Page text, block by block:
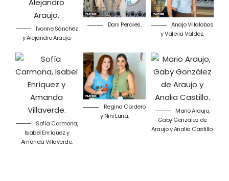
Ivonne Sánchez
y Alejandro Araujo.
Dani Perales.
Anajo Villalobos
y Valeria Valdez.
Sofía Carmona,
Isabel Enríquez y
Amanda Villaverde.
Regina Cordero
y Nini Luna.
Mario Araujo,
Gaby González de
Araujo y Analia Castillo.